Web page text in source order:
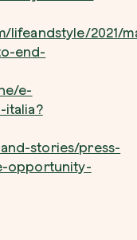
lifeandstyle/2021/
end-
e-
italia?
stories/press-
opportunity-